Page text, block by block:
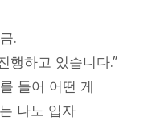
.
행하고 있습니다.”
들어 어떤 게
나노 입자